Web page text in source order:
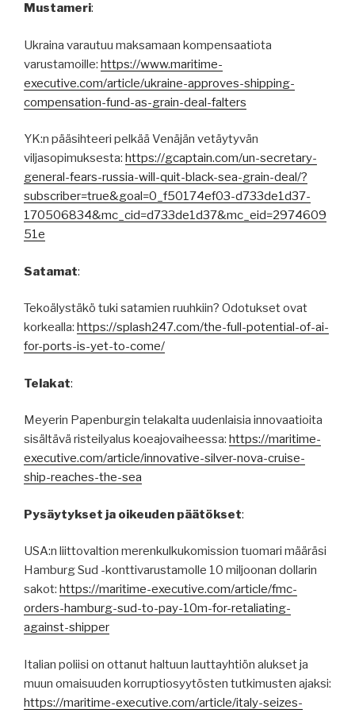
Mustameri:
Ukraina varautuu maksamaan kompensaatiota
varustamoille: https://www.maritime-
executive.com/article/ukraine-approves-shipping-
compensation-fund-as-grain-deal-falters
YK:n pääsihteeri pelkää Venäjän vetäytyvän
viljasopimuksesta: https://gcaptain.com/un-secretary-
general-fears-russia-will-quit-black-sea-grain-deal/?
subscriber=true&goal=0_f50174ef03-d733de1d37-
170506834&mc_cid=d733de1d37&mc_eid=2974609
51e
Satamat:
Tekoälystäkö tuki satamien ruuhkiin? Odotukset ovat
korkealla: https://splash247.com/the-full-potential-of-ai-
for-ports-is-yet-to-come/
Telakat:
Meyerin Papenburgin telakalta uudenlaisia innovaatioita
sisältävä risteilyalus koeajovaiheessa: https://maritime-
executive.com/article/innovative-silver-nova-cruise-
ship-reaches-the-sea
Pysäytykset ja oikeuden päätökset:
USA:n liittovaltion merenkulkukomission tuomari määräsi
Hamburg Sud -konttivarustamolle 10 miljoonan dollarin
sakot: https://maritime-executive.com/article/fmc-
orders-hamburg-sud-to-pay-10m-for-retaliating-
against-shipper
Italian poliisi on ottanut haltuun lauttayhtiön alukset ja
muun omaisuuden korruptiosyytösten tutkimusten ajaksi:
https://maritime-executive.com/article/italy-seizes-